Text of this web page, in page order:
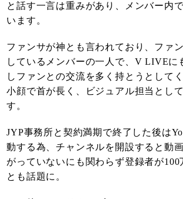
と話す一言は重みがあり、メンバー内
います。
ファンサが神とも言われており、ファ
しているメンバーの一人で、V LIVEに
しファンとの交流を多く持とうとしてく
小顔で首が長く、ビジュアル担当とし
す。
JYP事務所と契約満期で終了した後は
動する為、チャンネルを開設すると動
がっていないにも関わらず登録者が100
とも話題に。